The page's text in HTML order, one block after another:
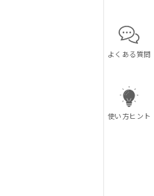
よくある質問
使い方ヒント